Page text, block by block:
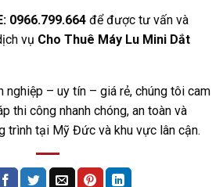
0966.799.664 để được tư vấn và
vụ Cho Thuê Máy Lu Mini Dắt
– uy tín – giá rẻ, chúng tôi cam
thi công nhanh chóng, an toàn và
trình tại Mỹ Đức và khu vực lân cận.